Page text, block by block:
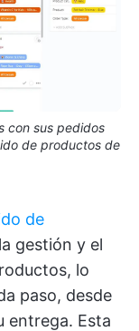
con sus pedidos
de productos de
de
gestión y el
lo
paso, desde
entrega. Esta